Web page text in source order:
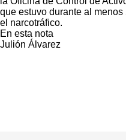
que estuvo durante al
el narcotráfico.
En esta nota
Julión Álvarez